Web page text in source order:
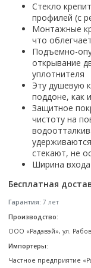
Каркас
Ножки
Экраны под
Wirpool
Китай
Недорогие
Дорогие
Уцененные
Недорогие по
Смотреть все
Топ брендов
Domani-spa
River
Welt-wasser
Esbano
Смотреть все
Форма
Квадратная
Полукруглая
Форма
Закругленная
Гофры
Патрубки
Сиденья
Смотреть все
С
С
С
Исполнение
Для дачи
Для ванной
Умывальник-
Уличный
Смотреть все
Пьедесталы
Пьедесталы
Италия
Россия
Смотреть все
Размер
40 см
50 см
60 см
65 см
Смотреть все
Страна
Германия
Польша
Сербия
Чехия
Смотреть все
Страна
Германия
Испания
Италия
Польша
Смотреть все
Чистящие
Grass
Karcher
Vega
Страна
Германия
Италия
Китай
Смотреть все
Пылесосы
Мойки
Насосы
Этажерки,
Стекло
профилей (с
Монтажные
что
Подъемно-
открывание
уплотнителя
Эту душевую
поддоне, как
Защитное
чистоту на
стекают, не
Ширина
Бесплатная
Гарантия: 7 лет
Производство:
ООО «Радавэй», ул.
Импортеры:
Частное предприятие